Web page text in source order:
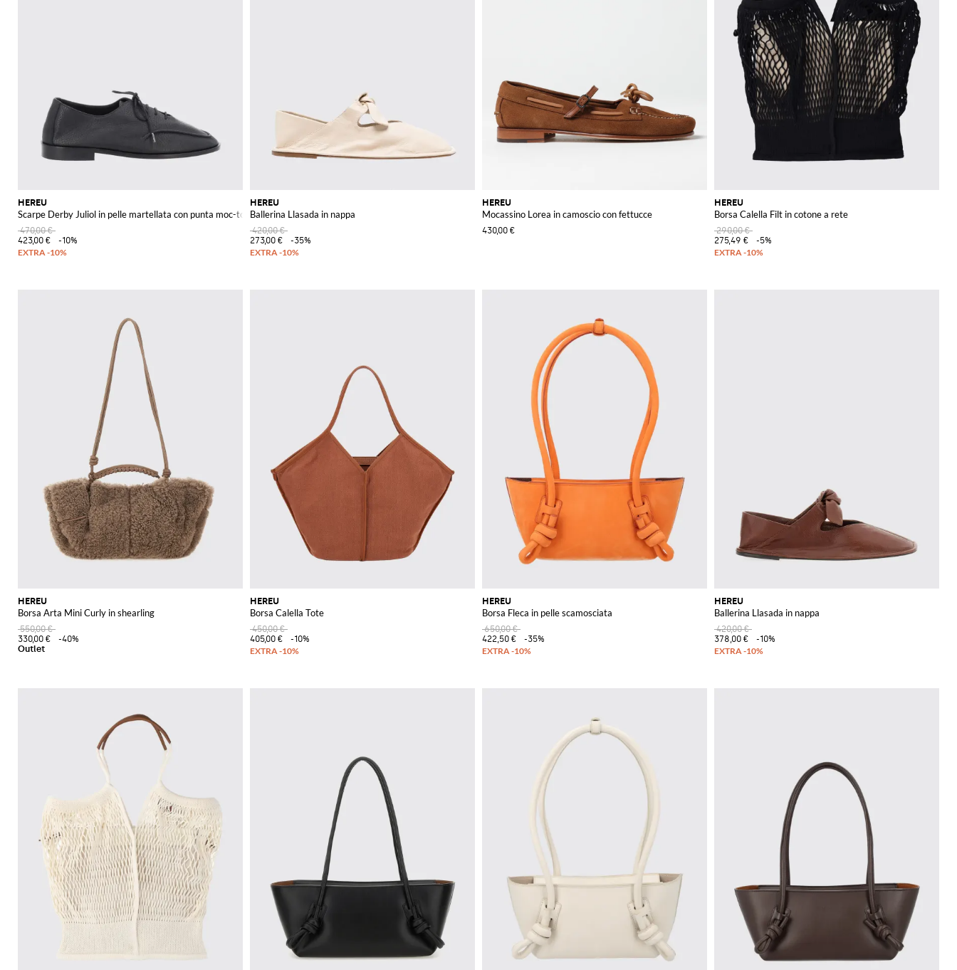
HEREU
Scarpe Derby Juliol in pelle martellata con punta moc-toe
470,00 €
423,00 €
-10%
HEREU
Ballerina Llasada in nappa
420,00 €
273,00 €
-35%
HEREU
Mocassino Lorea in camoscio con fettucce
430,00 €
HEREU
Borsa Calella Filt in cotone a rete
290,00 €
275,49 €
-5%
HEREU
Borsa Arta Mini Curly in shearling
550,00 €
330,00 €
-40%
HEREU
Borsa Calella Tote
450,00 €
405,00 €
-10%
HEREU
Borsa Fleca in pelle scamosciata
650,00 €
422,50 €
-35%
HEREU
Ballerina Llasada in nappa
420,00 €
378,00 €
-10%